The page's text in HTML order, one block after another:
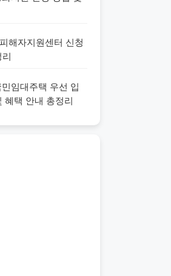
해자지원센터 신청
임대주택 우선 입
혜택 안내 총정리